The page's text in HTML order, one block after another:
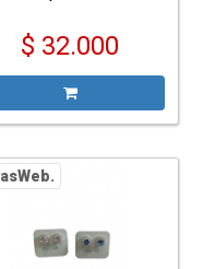
$ 32.000